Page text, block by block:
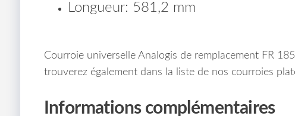
Longueur: 581,2 mm
Courroie universelle Analogis de remplacement FR
trouverez également dans la liste de nos courroies
Informations complémentaires